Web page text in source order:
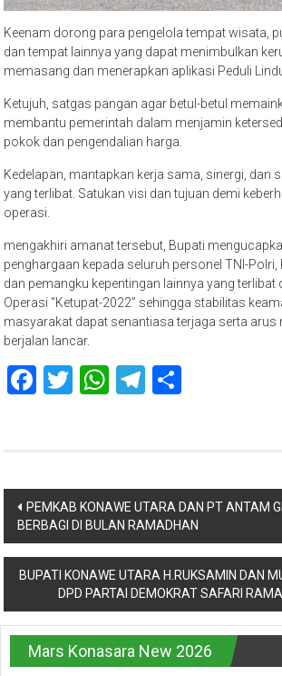
Keenam dorong para pengelola tempat wisata,
dan tempat lainnya yang dapat menimbulkan
memasang dan menerapkan aplikasi Peduli
Ketujuh, satgas pangan agar betul-betul
membantu pemerintah dalam menjamin
pokok dan pengendalian harga.
Kedelapan, mantapkan kerja sama, sinergi, dan
yang terlibat. Satukan visi dan tujuan demi
operasi.
mengakhiri amanat tersebut, Bupati
penghargaan kepada seluruh personel TNI-Polri,
dan pemangku kepentingan lainnya yang terlibat
Operasi “Ketupat-2022” sehingga stabilitas
masyarakat dapat senantiasa terjaga serta arus
berjalan lancar.
Facebook
Twitter
WhatsApp
Telegram
Navigasi
pos
PEMKAB KONAWE UTARA DAN PT ANTAM
BERBAGI DI BULAN RAMADHAN
BUPATI KONAWE UTARA H.RUKSAMIN DAN
DPD PARTAI DEMOKRAT SAFARI
Mars Konasara New 2026